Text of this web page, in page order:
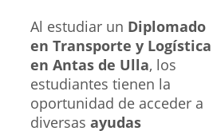
Al estudiar un Diplomado
en Transporte y Logística
en Antas de Ulla, los
estudiantes tienen la
oportunidad de acceder a
diversas ayudas